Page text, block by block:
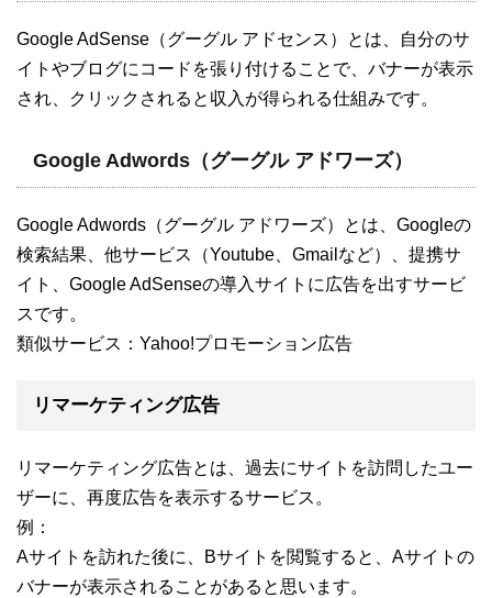
Google AdSense（グーグル アドセンス）とは、自分のサ
イトやブログにコードを張り付けることで、バナーが表示
され、クリックされると収入が得られる仕組みです。
Google Adwords（グーグル アドワーズ）
Google Adwords（グーグル アドワーズ）とは、Googleの
検索結果、他サービス（Youtube、Gmailなど）、提携サ
イト、Google AdSenseの導入サイトに広告を出すサービ
スです。
類似サービス：Yahoo!プロモーション広告
リマーケティング広告
リマーケティング広告とは、過去にサイトを訪問したユー
ザーに、再度広告を表示するサービス。
例：
Aサイトを訪れた後に、Bサイトを閲覧すると、Aサイトの
バナーが表示されることがあると思います。